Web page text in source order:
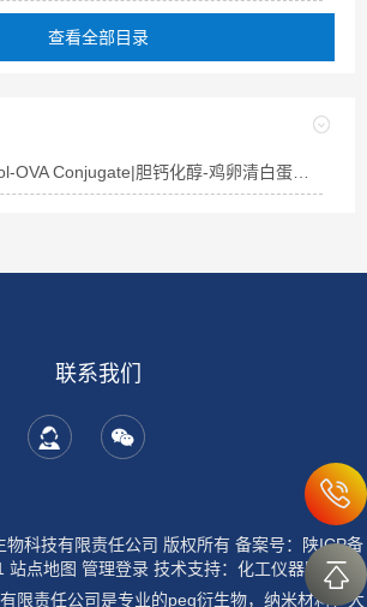
查看全部目录
联系我们
科技有限责任公司 版权所有 备案号：陕ICP备
站点地图 管理登录技术支持： 化工仪器网
限责任公司是专业的peg衍生物，纳米材料，大